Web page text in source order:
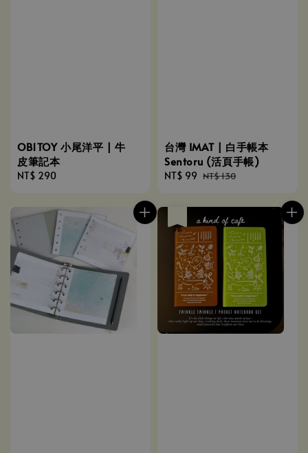
OB1TOY 小尾洋平 | 牛
皮筆記本
Regular
NT$ 290
台灣 IMAT | 白手帳本
Sentoru (活頁手帳)
Sale
NT$ 99 Regular
NT$ 130